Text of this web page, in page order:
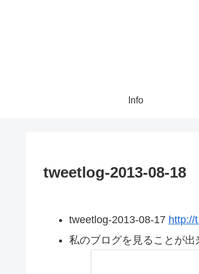
Info
tweetlog-2013-08-18
tweetlog-2013-08-17 http://
私のブログを見ることが出